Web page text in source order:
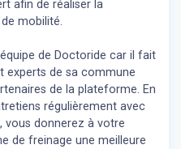
afin de réaliser la
mobilité.
de Doctoride car il fait
experts de sa commune
de la plateforme. En
régulièrement avec
vous donnerez à votre
de freinage une meilleure